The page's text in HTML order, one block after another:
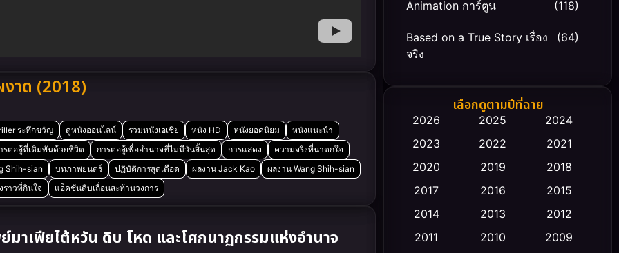
าด (2018)
ระทึกขวัญ ดูหนังออนไลน์ รวมหนังเอเชีย หนัง HD หนังยอดนิยม
หนังแนะนำ
รต่อสู้ที่เดิมพันด้วยชีวิต
การต่อสู้เพื่ออำนาจที่ไม่มีวันสิ้นสุด การแสดง
ความจริงที่น่าตกใจ
Shih-sian
บทภาพยนตร์ ปฏิบัติการสุดเดือด ผลงาน Jack Kao
ผลงาน Wang Shih-sian
ราวที่กินใจ
แอ็คชั่นดิบเถื่อนสะท้านวงการ
เฟียไต้หวัน ดิบ โหด และโศกนาฏกรรมแห่งอำนาจ
Animation การ์ตูน (118)
Based on a True Story เรื่อง
จริง
(64)
Biography ชีวิตจริง (66)
Black Comedy (30)
Comedy ตลก (458)
Coming-of-age ชีวิตวัยรุ่น (43)
เลือกดูตามปีที่ฉาย
2026 2025
2024
2023
2022
2021
2020
2019
2018
2017
2016
2015
2014
2013
2012
2011
2010
2009